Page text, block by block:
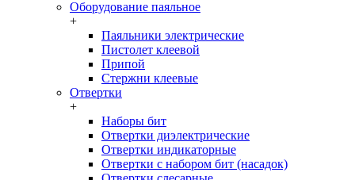
Оборудование паяльное
+
Паяльники электрические
Пистолет клеевой
Припой
Стержни клеевые
Отвертки
+
Наборы бит
Отвертки диэлектрические
Отвертки индикаторные
Отвертки с набором бит (насадок)